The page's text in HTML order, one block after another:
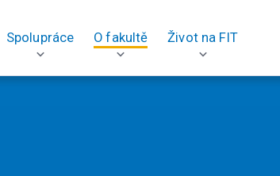
Spolupráce O fakultě Život na FIT